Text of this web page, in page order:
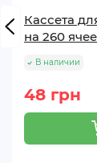
Agreen
Плотность
Цвет
Кассета
на 260
В наличии
48 грн